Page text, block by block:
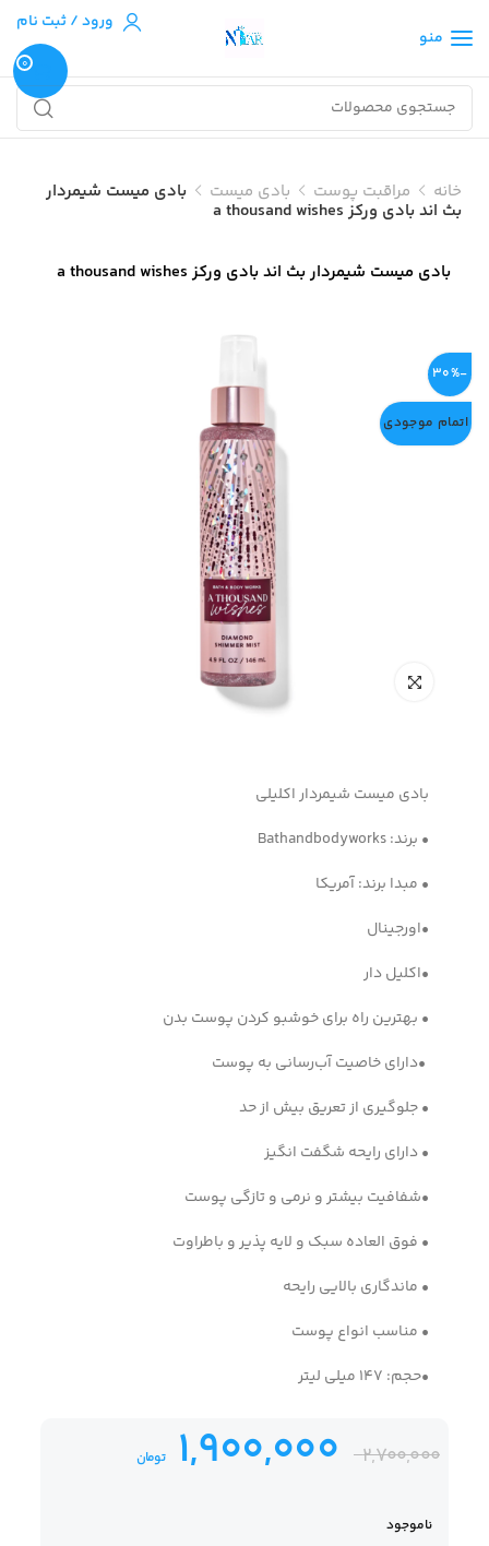
منو
ورود / ثبت نام
0
خانه مراقبت پوست بادی میست بادی میست شیمردار
بث اند بادی ورکز a thousand wishes
-30%
اتمام موجودی
بادی میست شیمردار بث اند بادی ورکز a thousand wishes
بادی میست شیمردار اکلیلی
• برند: Bathandbodyworks
• مبدا برند: آمریکا
•اورجینال
•اکلیل دار
• بهترین راه برای خوشبو کردن پوست بدن
•دارای خاصیت آب‌رسانی به پوست
• جلوگیری از تعریق بیش از حد
• دارای رایحه شگفت انگیز
•شفافیت بیشتر و نرمی و تازگی پوست
• فوق العاده سبک و لایه پذیر و باطراوت
• ماندگاری بالایی رایحه
• مناسب انواع پوست
•حجم: 147 میلی لیتر
2,700,000
1,900,000 تومان
ناموجود